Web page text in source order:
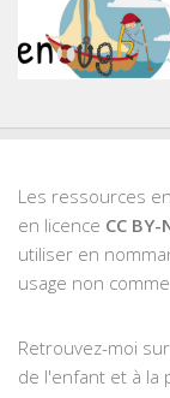
Les ressources
en licence CC BY-
utiliser en
usage non
Retrouvez-moi
de l'enfant et à la